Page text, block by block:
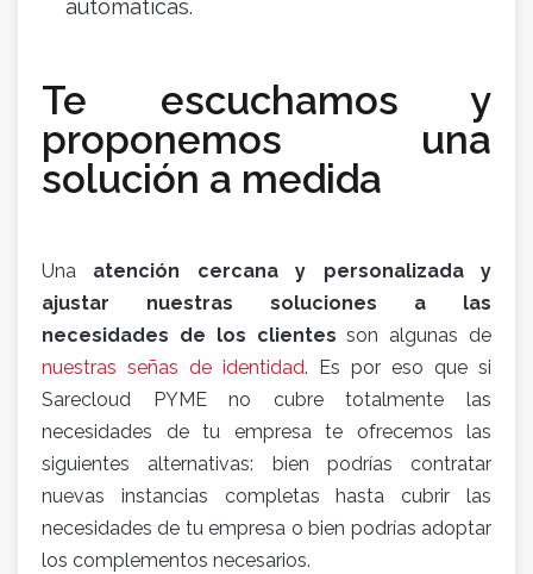
automáticas.
Te escuchamos y
proponemos una
solución a medida
Una atención cercana y personalizada y
ajustar nuestras soluciones a las
necesidades de los clientes son algunas de
nuestras señas de identidad. Es por eso que si
Sarecloud PYME no cubre totalmente las
necesidades de tu empresa te ofrecemos las
siguientes alternativas: bien podrías contratar
nuevas instancias completas hasta cubrir las
necesidades de tu empresa o bien podrías adoptar
los complementos necesarios.